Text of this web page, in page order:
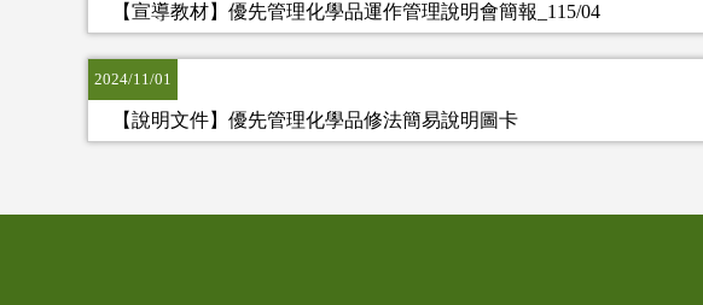
【宣導教材】優先管理化學品運作管理說明會簡報_115/04
2024/11/01
【說明文件】優先管理化學品修法簡易說明圖卡